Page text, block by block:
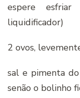
espere
liquidificador)
2 ovos,
sal e pimenta
senão o bolinho